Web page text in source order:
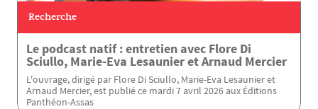
Recherche
Le podcast natif : entretien avec Flore Di
Sciullo, Marie-Eva Lesaunier et Arnaud Mercier
L'ouvrage, dirigé par Flore Di Sciullo, Marie-Eva Lesaunier et
Arnaud Mercier, est publié ce mardi 7 avril 2026 aux Éditions
Panthéon-Assas